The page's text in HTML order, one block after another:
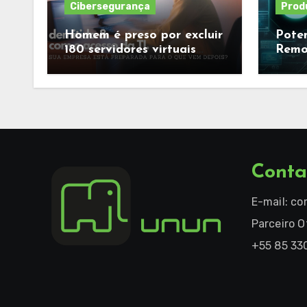
Cibersegurança
Homem é preso por excluir
180 servidores virtuais
E-mail:
Parceiro
+55 85